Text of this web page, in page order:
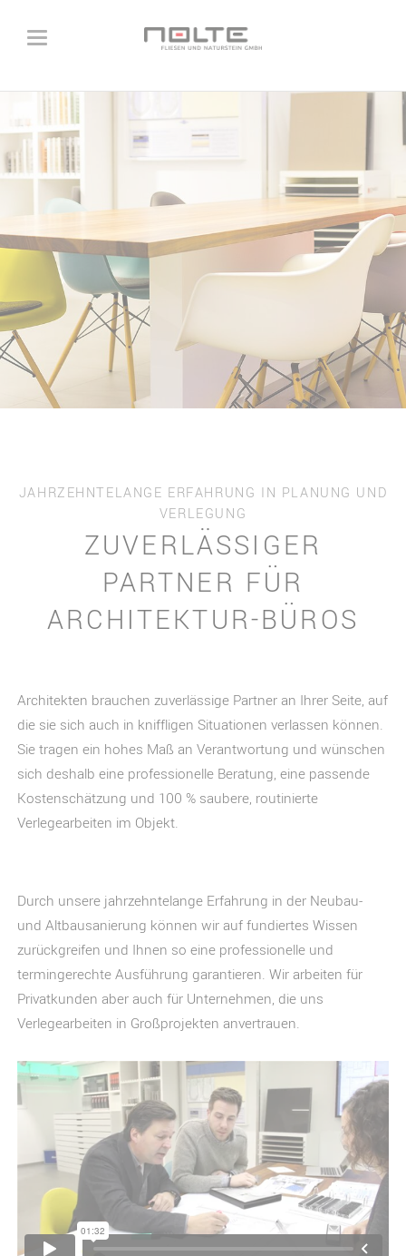
JAHRZEHNTELANGE ERFAHRUNG IN PLANUNG UND
VERLEGUNG
ZUVERLÄSSIGER
PARTNER FÜR
ARCHITEKTUR-BÜROS
Architekten brauchen zuverlässige Partner an Ihrer Seite, auf
die sie sich auch in kniffligen Situationen verlassen können.
Sie tragen ein hohes Maß an Verantwortung und wünschen
sich deshalb eine professionelle Beratung, eine passende
Kostenschätzung und 100 % saubere, routinierte
Verlegearbeiten im Objekt.
Durch unsere jahrzehntelange Erfahrung in der Neubau-
und Altbausanierung können wir auf fundiertes Wissen
zurückgreifen und Ihnen so eine professionelle und
termingerechte Ausführung garantieren. Wir arbeiten für
Privatkunden aber auch für Unternehmen, die uns
Verlegearbeiten in Großprojekten anvertrauen.